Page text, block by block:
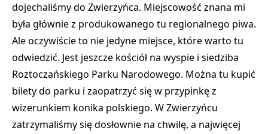
dojechaliśmy do Zwierzyńca. Miejscowość znana mi
była głównie z produkowanego tu regionalnego piwa.
Ale oczywiście to nie jedyne miejsce, które warto tu
odwiedzić. Jest jeszcze kościół na wyspie i siedziba
Roztoczańskiego Parku Narodowego. Można tu kupić
bilety do parku i zaopatrzyć się w przypinkę z
wizerunkiem konika polskiego. W Zwierzyńcu
zatrzymaliśmy się dosłownie na chwilę, a najwięcej